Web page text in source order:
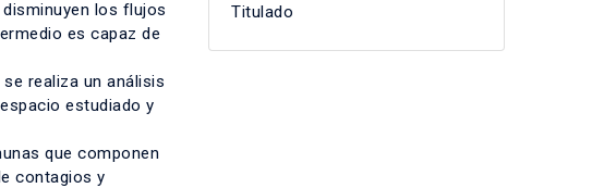
los flujos
es capaz de
realiza un análisis
estudiado y
que componen
contagios y
Titulado